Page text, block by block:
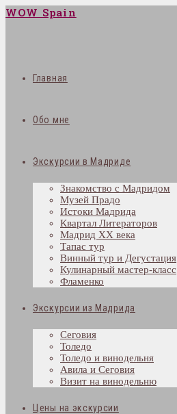
WOW Spain
Главная
Обо мне
Экскурсии в Мадриде
Знакомство с Мадридом
Музей Прадо
Истоки Мадрида
Квартал Литераторов
Мадрид XX века
Тапас тур
Винный тур и Дегустация
Кулинарный мастер-класс
Фламенко
Экскурсии из Мадрида
Сеговия
Толедо
Толедо и винодельня
Авила и Сеговия
Визит на винодельню
Цены на экскурсии